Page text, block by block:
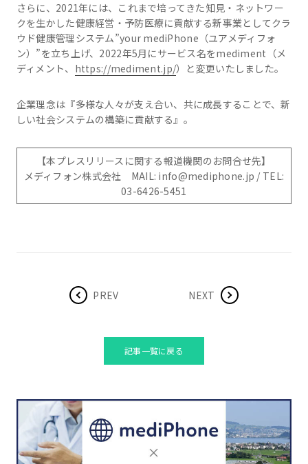
さらに、2021年には、これまで培ってきた知見・ネットワー
クを生かした健康経営・予防医療に貢献する新事業としてクラ
ウド健康管理システム”your mediPhone（ユアメディフォ
ン）”を立ち上げ、2022年5月にサービス名をmediment（メ
ディメント、 https://mediment.jp/）と変更いたしました。
企業理念は『多様な人々が支え合い、共に成長することで、新
しい社会システムの構築に貢献する』。
【本プレスリリースに関する報道機関のお問合せ先】
メディフォン株式会社 MAIL: info@mediphone.jp / TEL:
03-6426-5451
PREV NEXT
記事一覧に戻る